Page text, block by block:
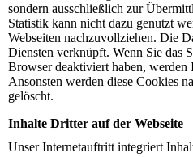
sondern ausschließlich zur
Statistik kann nicht dazu genutzt
Webseiten nachzuvollziehen. Die
Diensten verknüpft. Wenn Sie das
Browser deaktiviert haben, werden
Ansonsten werden diese Cookies
gelöscht.
Inhalte Dritter auf der Webseite
Unser Internetauftritt integriert